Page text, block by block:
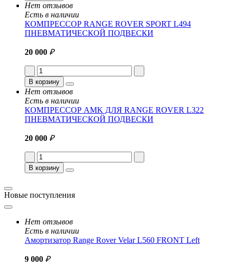
Нет отзывов
Есть в наличии
КОМПРЕССОР RANGE ROVER SPORT L494
ПНЕВМАТИЧЕСКОЙ ПОДВЕСКИ
20 000 ₽
В корзину
Нет отзывов
Есть в наличии
КОМПРЕССОР AMK ДЛЯ RANGE ROVER L322
ПНЕВМАТИЧЕСКОЙ ПОДВЕСКИ
20 000 ₽
В корзину
Новые поступления
Нет отзывов
Есть в наличии
Амортизатор Range Rover Velar L560 FRONT Left
9 000 ₽